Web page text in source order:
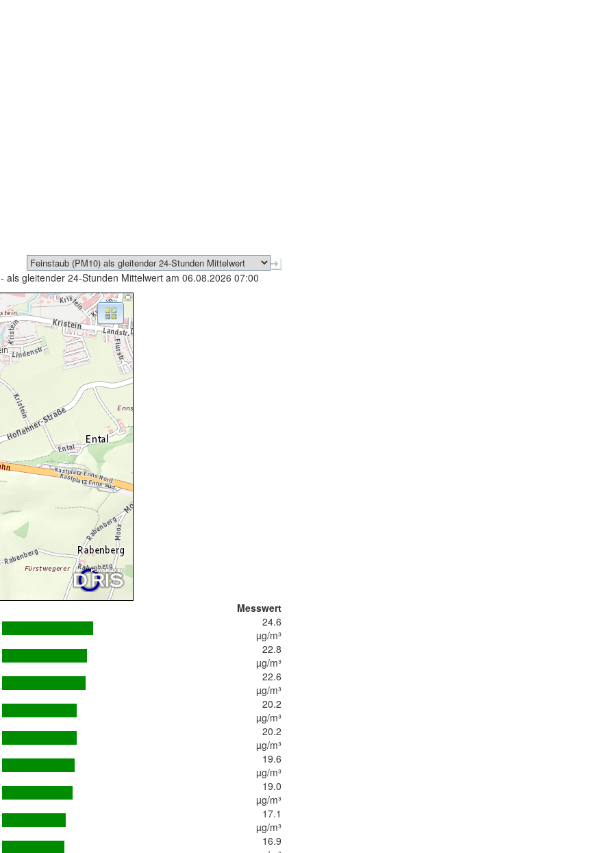
- als gleitender 24-Stunden Mittelwert am 06.08.2026 07:00
Messwert
24.6
µg/m³
22.8
µg/m³
22.6
µg/m³
20.2
µg/m³
20.2
µg/m³
19.6
µg/m³
19.0
µg/m³
17.1
µg/m³
16.9